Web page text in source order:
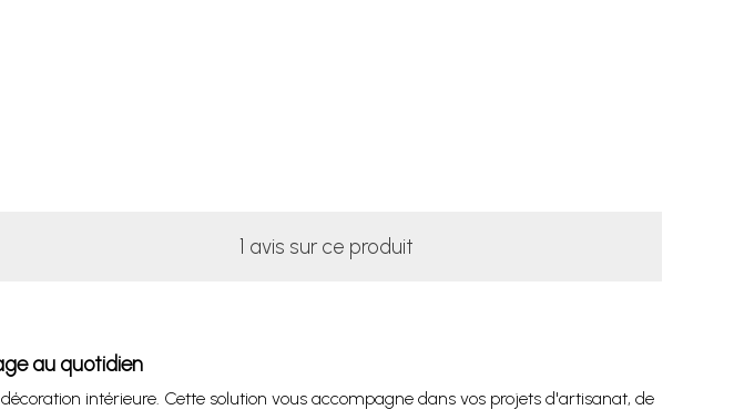
1 avis sur ce produit
au quotidien
intérieure. Cette solution vous accompagne dans vos projets d'artisanat, de